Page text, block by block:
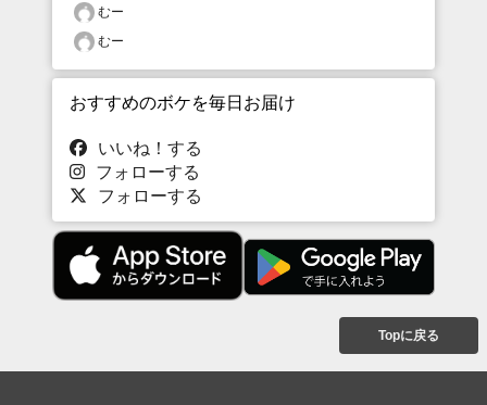
むー
むー
おすすめのボケを毎日お届け
いいね！する
フォローする
フォローする
Topに戻る